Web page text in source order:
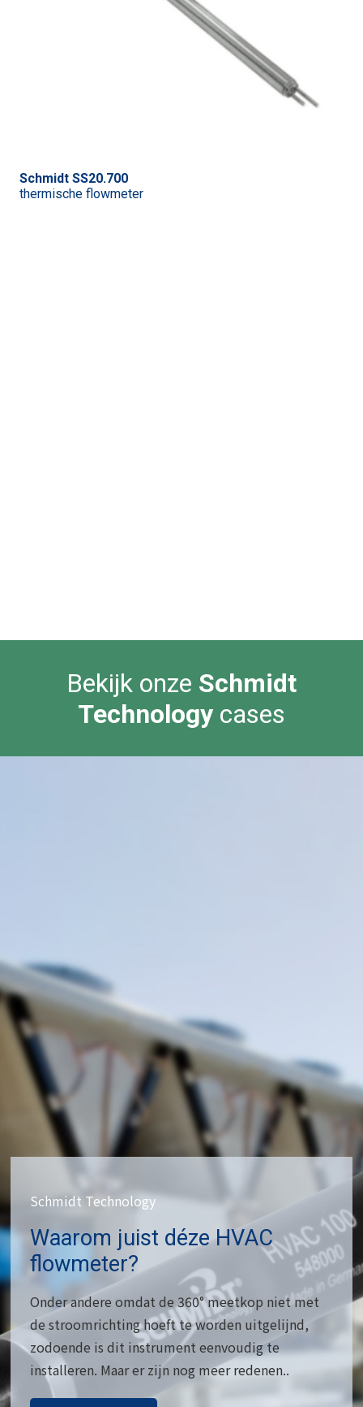
Schmidt SS20.700
thermische flowmeter
Bekijk onze Schmidt
Technology cases
Schmidt Technology
Waarom juist déze HVAC
flowmeter?
Onder andere omdat de 360° meetkop niet met
de stroomrichting hoeft te worden uitgelijnd,
zodoende is dit instrument eenvoudig te
installeren. Maar er zijn nog meer redenen..